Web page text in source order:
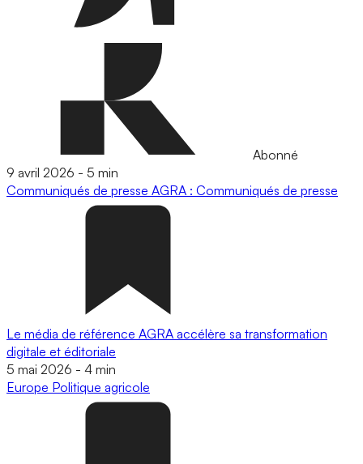
Abonné
9 avril 2026 - 5 min
Communiqués de presse AGRA : Communiqués de presse
Le média de référence AGRA accélère sa transformation
digitale et éditoriale
5 mai 2026 - 4 min
Europe Politique agricole